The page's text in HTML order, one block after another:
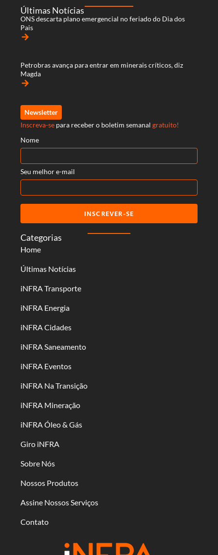
Categorias
Home
Últimas Notícias
iNFRA Transporte
iNFRA Energia
iNFRA Cidades
iNFRA Saneamento
iNFRA Eventos
iNFRA Na Transição
iNFRA Mineração
iNFRA Óleo & Gás
Giro iNFRA
Sobre Nós
Nossos Produtos
Assine Nossos Serviços
Contato
Últimas Notícias
ONS descarta plano emergencial no feriado do Dia dos
Pais
arrow_forward
Petrobras avança para entrar em minerais críticos, diz
Magda
arrow_forward
Newsletter
Inscreva-se para receber o boletim semanal gratuito!
Nome
Seu melhor e-mail
INSCREVER-SE